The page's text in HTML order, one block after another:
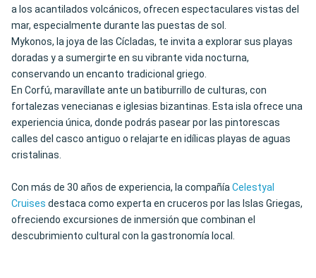
a los acantilados volcánicos, ofrecen espectaculares vistas del
mar, especialmente durante las puestas de sol.
Mykonos, la joya de las Cícladas, te invita a explorar sus playas
doradas y a sumergirte en su vibrante vida nocturna,
conservando un encanto tradicional griego.
En Corfú, maravíllate ante un batiburrillo de culturas, con
fortalezas venecianas e iglesias bizantinas. Esta isla ofrece una
experiencia única, donde podrás pasear por las pintorescas
calles del casco antiguo o relajarte en idílicas playas de aguas
cristalinas.
Con más de 30 años de experiencia, la compañíaCelestyal
Cruises destaca como experta en cruceros por las Islas Griegas,
ofreciendo excursiones de inmersión que combinan el
descubrimiento cultural con la gastronomía local.